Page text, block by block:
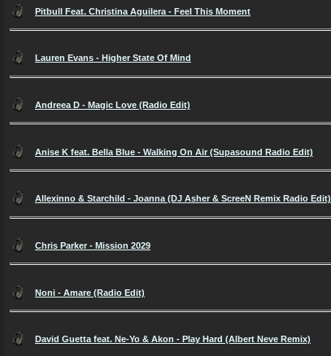
Pitbull Feat. Christina Aguilera - Feel This Moment
Lauren Evans - Higher State Of Mind
Andreea D - Magic Love (Radio Edit)
Anise K feat. Bella Blue - Walking On Air (Supasound Radio Edit)
Allexinno & Starchild - Joanna (DJ Asher & ScreeN Remix Radio Edit)
Chris Parker - Mission 2029
Noni - Amare (Radio Edit)
David Guetta feat. Ne-Yo & Akon - Play Hard (Albert Neve Remix)